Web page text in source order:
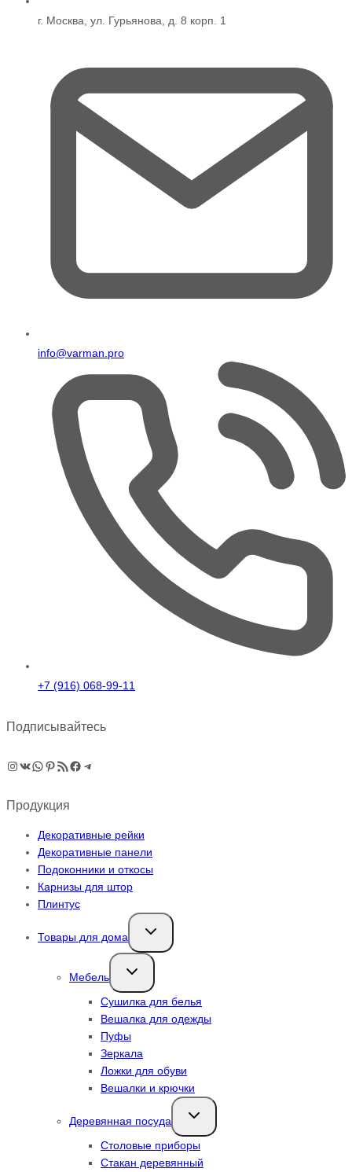
г. Москва, ул. Гурьянова, д. 8 корп. 1
info@varman.pro
+7 (916) 068-99-11
Подписывайтесь
Instagram
ВКонтакте
WhatsApp
Pinterest
RSS-рассылка
Facebook
Telegram
Продукция
Декоративные рейки
Декоративные панели
Подоконники и откосы
Карнизы для штор
Плинтус
Товары для дома
Переключить
дочернее
Мебель
Переключить
дочернее
Сушилка для белья
Вешалка для одежды
Пуфы
Зеркала
Ложки для обуви
Вешалки и крючки
Деревянная посуда
Переключить
дочернее
Столовые приборы
Стакан деревянный